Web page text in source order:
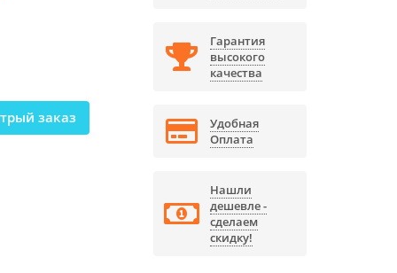
заказ
Гарантия
высокого
качества
Удобная
Оплата
Нашли
дешевле -
сделаем
скидку!